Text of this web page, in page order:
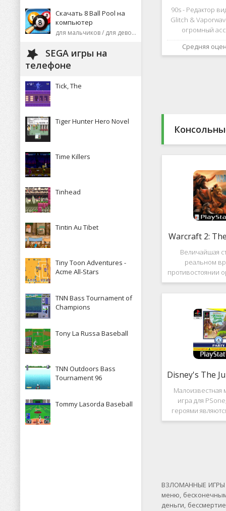
Скачать 8 Ball Pool на
компьютер
для мальчиков / для девочек
SEGA игры на
телефоне
Tick, The
Tiger Hunter Hero Novel
Time Killers
Tinhead
Tintin Au Tibet
Tiny Toon Adventures -
Acme All-Stars
TNN Bass Tournament of
Champions
Tony La Russa Baseball
TNN Outdoors Bass
Tournament 96
Tommy Lasorda Baseball
90s - Редактор
Glitch &
огромный
различных
дополнений к
Средняя
Warcraft 2:
Величайшая
реальном
противостоянии
Warcraft 2:
рассказывает
историю, в
за королевство
Малоизвестная
игра для
героями
"Книги
ВЗЛОМАННЫЕ ИГРЫ
меню,
деньги,